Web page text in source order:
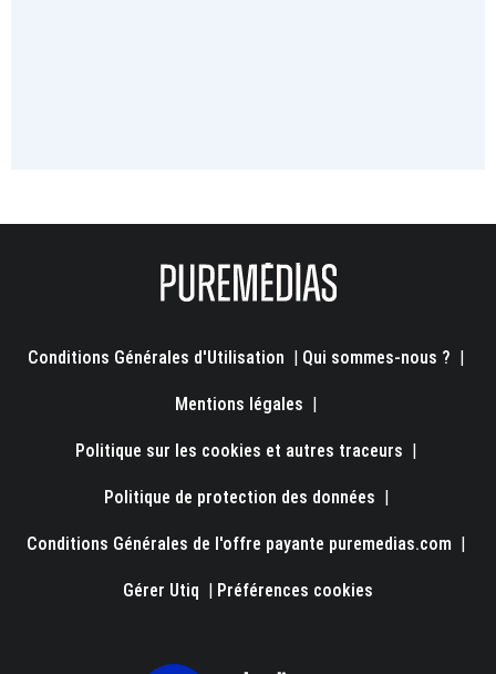
Conditions Générales d'Utilisation | Qui sommes-nous ? |
Mentions légales |
Politique sur les cookies et autres traceurs |
Politique de protection des données |
Conditions Générales de l'offre payante puremedias.com |
Gérer Utiq | Préférences cookies